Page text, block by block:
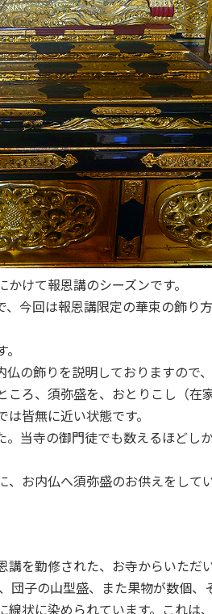
けて報恩講のシーズンです。
今回は報恩講限定の華束の飾り
の飾りを説明しておりますので
ろ、須弥盛を、おとりこし（在
皆無に近い状態です。
当寺の御門徒でも数えるほどし
お内仏へ須弥盛のお供えをして
を勤修された、お寺からいただい
団子の山型盛、また果物が数個、
状に染められています。これは